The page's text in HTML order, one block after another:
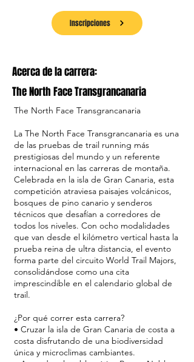
Inscripciones
Acerca de la carrera:
The North Face Transgrancanaria
The North Face Transgrancanaria
La The North Face Transgrancanaria es una
de las pruebas de trail running más
prestigiosas del mundo y un referente
internacional en las carreras de montaña.
Celebrada en la isla de Gran Canaria, esta
competición atraviesa paisajes volcánicos,
bosques de pino canario y senderos
técnicos que desafían a corredores de
todos los niveles. Con ocho modalidades
que van desde el kilómetro vertical hasta la
prueba reina de ultra distancia, el evento
forma parte del circuito World Trail Majors,
consolidándose como una cita
imprescindible en el calendario global de
trail.
¿Por qué correr esta carrera?
• Cruzar la isla de Gran Canaria de costa a
costa disfrutando de una biodiversidad
única y microclimas cambiantes.